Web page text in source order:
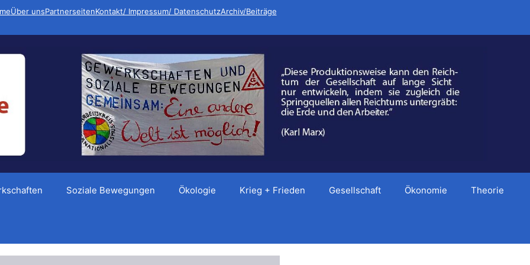
Über unsPartnerseitenKontakt/ Impressum/ DatenschutzArchiv/Beiträge
Soziale Bewegungen Ökologie Krieg + Frieden Gesellschaft Ökonomie Theorie